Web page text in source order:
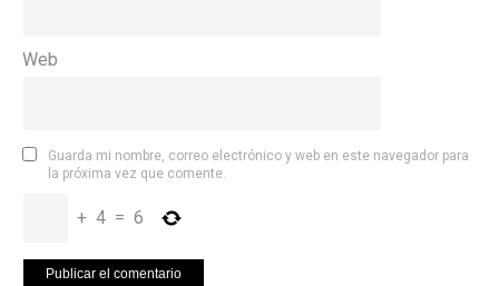
Web
Guarda mi nombre, correo electrónico y web en este navegador para
la próxima vez que comente.
+ 4 = 6